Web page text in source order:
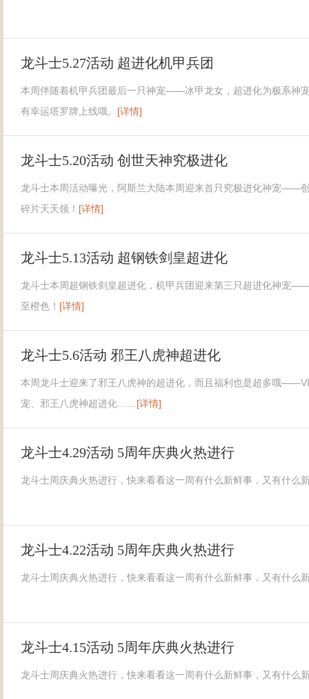
龙斗士5.27活动 超进化机甲兵团
本周伴随着机甲兵团最后一只神宠——冰甲龙女，超进化为极系神
有幸运塔罗牌上线哦。 [详情]
龙斗士5.20活动 创世天神究极进化
龙斗士本周活动曝光，阿斯兰大陆本周迎来首只究极进化神宠——
碎片天天领！ [详情]
龙斗士5.13活动 超钢铁剑皇超进化
龙斗士本周超钢铁剑皇超进化，机甲兵团迎来第三只超进化神宠
至橙色！ [详情]
龙斗士5.6活动 邪王八虎神超进化
本周龙斗士迎来了邪王八虎神的超进化，而且福利也是超多哦
宠、邪王八虎神超进化……[详情]
龙斗士4.29活动 5周年庆典火热进行
龙斗士周庆典火热进行，快来看看这一周有什么新鲜事，又有什么
龙斗士4.22活动 5周年庆典火热进行
龙斗士周庆典火热进行，快来看看这一周有什么新鲜事，又有什么
龙斗士4.15活动 5周年庆典火热进行
龙斗士周庆典火热进行，快来看看这一周有什么新鲜事，又有什么